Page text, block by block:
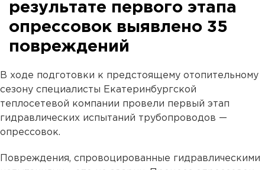
результате первого этапа
опрессовок выявлено 35
повреждений
В ходе подготовки к предстоящему отопительному
сезону специалисты Екатеринбургской
теплосетевой компании провели первый этап
гидравлических испытаний трубопроводов —
опрессовок.
Повреждения, спровоцированные гидравлическими